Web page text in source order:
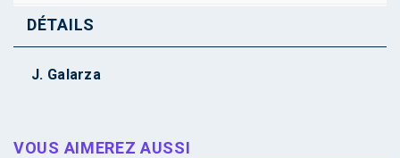
DÉTAILS
J. Galarza
VOUS AIMEREZ AUSSI